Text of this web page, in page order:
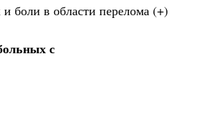
боли в области перелома (+)
с